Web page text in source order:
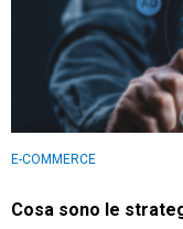
E-COMMERCE
Cosa sono le